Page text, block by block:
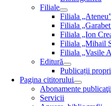
Filiale
Filiala
Filiala
Filiala „Ion
Filiala „Mihail
Filiala „Vasile
Editură
Publicații
Pagina cititorului
Abonamente
Servicii